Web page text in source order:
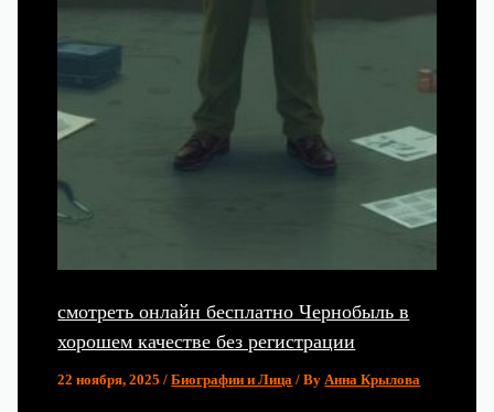
смотреть онлайн бесплатно Чернобыль в
хорошем качестве без регистрации
22 ноября, 2025/Биографии и Лица / ByАнна Крылова